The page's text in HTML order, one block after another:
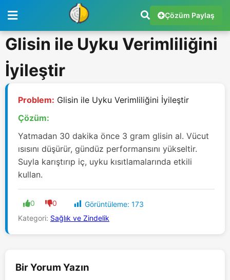
Çözüm Paylaş
Glisin ile Uyku Verimliliğini
İyileştir
Problem: Glisin ile Uyku Verimliliğini İyileştir
Çözüm:
Yatmadan 30 dakika önce 3 gram glisin al. Vücut
ısısını düşürür, gündüz performansını yükseltir.
Suyla karıştırıp iç, uyku kısıtlamalarında etkili
kullan.
0 0 Görüntüleme: 173
Kategori: Sağlık ve Zindelik
Bir Yorum Yazın